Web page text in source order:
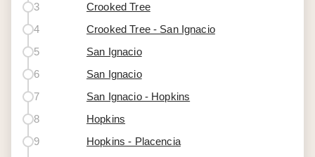
3
Crooked Tree
4
Crooked Tree - San Ignacio
5
San Ignacio
6
San Ignacio
7
San Ignacio - Hopkins
8
Hopkins
9
Hopkins - Placencia